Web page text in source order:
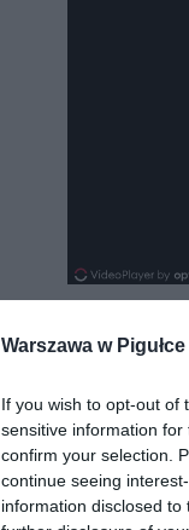
Warszawa w Pigułce
If you wish to opt-out of
sensitive information
confirm your selection.
continue seeing
information disclosed